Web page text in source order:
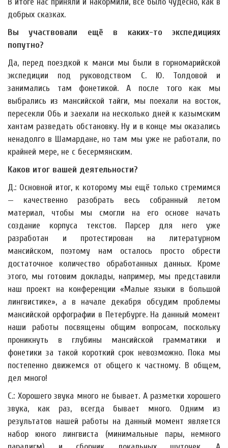
добрых сказках.
Вы участвовали ещё в каких-то экспедициях
попутно?
Да, перед поездкой к манси мы были в горномарийской
экспедиции под руководством С. Ю. Толдовой и
занимались там фонетикой. А после того как мы
выбрались из мансийской тайги, мы поехали на восток,
пересекли Обь и заехали на несколько дней к казымским
хантам разведать обстановку. Ну и в конце мы оказались
ненадолго в Шамардане, но там мы уже не работали, по
крайней мере, не с бесермянским.
Каков итог вашей деятельности?
Д.: Основной итог, к которому мы ещё только стремимся
— качественно разобрать весь собранный летом
материал, чтобы мы смогли на его основе начать
создание корпуса текстов. Парсер для него уже
разработан и протестирован на литературном
мансийском, поэтому нам осталось просто обрести
достаточное количество обработанных данных. Кроме
этого, мы готовим доклады, например, мы представили
наш проект на конференции «Малые языки в большой
лингвистике», а в начале декабря обсудим проблемы
мансийской орфографии в Петербурге. На данный момент
наши работы посвящены общим вопросам, поскольку
проникнуть в глубины мансийской грамматики и
фонетики за такой короткий срок невозможно. Пока мы
постепенно движемся от общего к частному. В общем,
дел много!
С.: Хорошего звука много не бывает. А разметки хорошего
звука, как раз, всегда бывает много. Одним из
результатов нашей работы на данный момент является
набор юного лингвиста (минимальные пары, немного